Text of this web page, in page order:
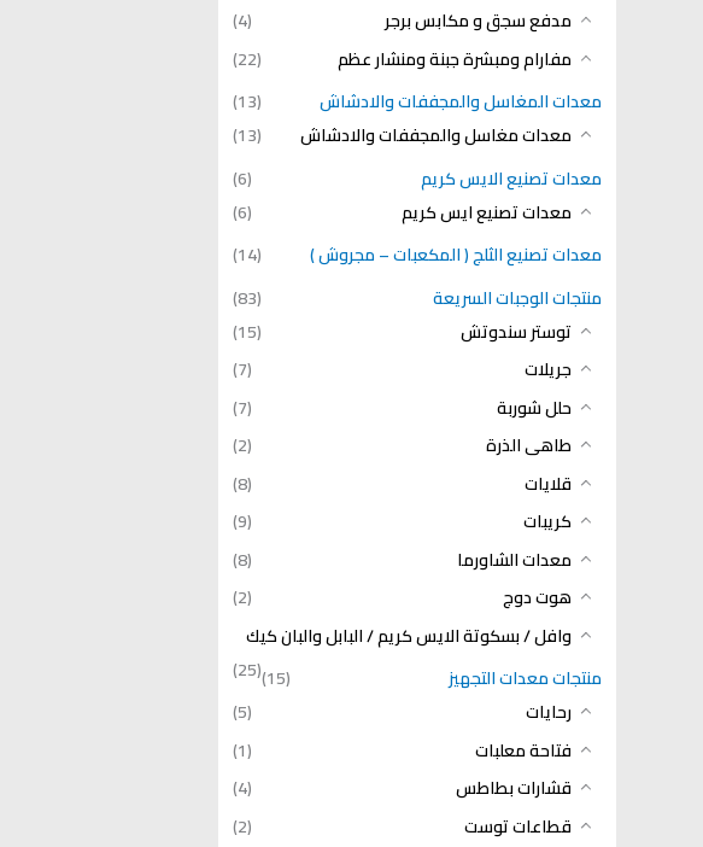
مدفع سجق و مكابس برجر
(4)
مفارام ومبشرة جبنة ومنشار عظم
(22)
معدات المغاسل والمجففات والادشاش
(13)
معدات مغاسل والمجففات والادشاش
(13)
معدات تصنيع الايس كريم
(6)
معدات تصنيع ايس كريم
(6)
معدات تصنيع الثلج ( المكعبات – مجروش )
(14)
منتجات الوجبات السريعة
(83)
توستر سندوتش
(15)
جريلات
(7)
حلل شوربة
(7)
طاهى الذرة
(2)
قلايات
(8)
كريبات
(9)
معدات الشاورما
(8)
هوت دوج
(2)
وافل / بسكوتة الايس كريم / البابل والبان كيك
(25)
منتجات معدات التجهيز
(15)
رحايات
(5)
فتاحة معلبات
(1)
قشارات بطاطس
(4)
قطاعات توست
(2)